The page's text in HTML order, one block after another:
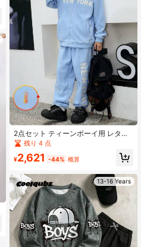
2点セット ティーンボーイ用 レター
プリント ジップ アップ パーカー (ポ
ケット付) & フリース パンツ
残り 4 点
¥2,621 -44% 概算
13-16 Years